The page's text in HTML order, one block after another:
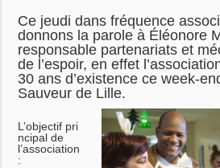
Ce jeudi dans fréquence
donnons la parole à Éléonore
responsable partenariats et
de l’espoir, en effet
30 ans d’existence ce week-
Sauveur de Lille.
L’objectif pri
ncipal de
l’association
: